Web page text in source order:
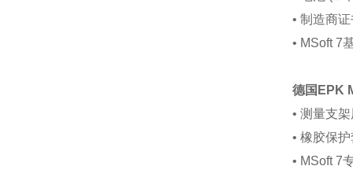
• 制造商
• MSoft 7
德国EPK
• 测量支
• 橡胶保
• MSoft 7